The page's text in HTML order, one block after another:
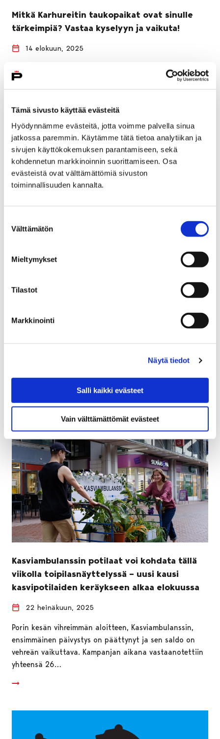
Tämä sivusto käyttää evästeitä
Hyödynnämme evästeitä, jotta voimme palvella sinua
jatkossa paremmin. Käytämme tätä tietoa analytiikan ja
sivujen käyttökokemuksen parantamiseen, sekä
kohdennetun markkinoinnin suorittamiseen. Osa
evästeistä ovat välttämättömiä sivuston
toiminnallisuuden kannalta.
valinta
Välttämätön
Mieltymykset
Tilastot
Markkinointi
Näytä tiedot
Salli kaikki evästeet
Vain välttämättömät evästeet
Mitkä Karhureitin taukopaikat ovat sinulle
tärkeimpiä? Vastaa kyselyyn ja vaikuta!
14 elokuun, 2025
Porin kaupunki kutsuu käyttäjät vaikuttamaan
Karhureitin tulevaisuuteen. Karhureitti kattaa Ahlaisten,
Noormarkun ja Joutsijärven retkeilyreitistön. Nyt
avatussa kyselyssä pääsee kertomaan itselle…
Kävelykadun 50-vuotisjuhlavuoden ideointi
13 elokuun, 2025
Porin kävelykatu viettää 50-vuotisjuhlaansa vuonna
asukkaiden ja kaupunkilaisten yhteinen mahdollisuus
nostaa kävelykatu ja sen…
Kasviambulanssin potilaat voi kohdata tällä
viikolla toipilasnäyttelyssä – uusi kausi
kasvipotilaiden keräykseen alkaa elokuussa
22 heinäkuun, 2025
Porin kesän vihreimmän aloitteen, Kasviambulanssin,
ensimmäinen päivystys on päättynyt ja sen saldo on
vehreän vaikuttava. Kampanjan aikana vastaanotettiin
yhteensä 26…